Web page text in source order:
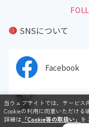
SNSについて
Facebook
X
当ウェブサイトでは、サービス
Cookieの利用に同意いただける
詳細は 「Cookie等の取扱い」 を